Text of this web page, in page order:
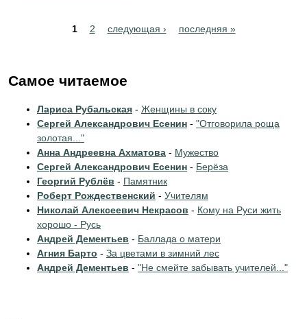
1 2 следующая › последняя »
Самое читаемое
Лариса Рубальская - Женщины в соку
Сергей Александрович Есенин - "Отговорила роща
золотая..."
Анна Андреевна Ахматова - Мужество
Сергей Александрович Есенин - Берёза
Георгий Рублёв - Памятник
Роберт Рождественский - Учителям
Николай Алексеевич Некрасов - Кому на Руси жить
хорошо - Русь
Андрей Дементьев - Баллада о матери
Агния Барто - За цветами в зимний лес
Андрей Дементьев - "Не смейте забывать учителей..."